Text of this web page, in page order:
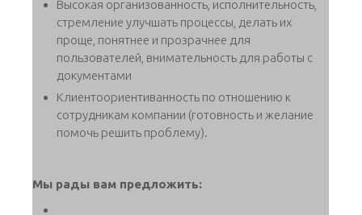
Высокая организованность, исполнительность,
стремление улучшать процессы, делать их
проще, понятнее и прозрачнее для
пользователей, внимательность для работы с
документами
Клиентоориентиванность по отношению к
сотрудникам компании (готовность и желание
помочь решить проблему).
Мы рады вам предложить: